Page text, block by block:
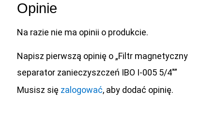
Opinie
Na razie nie ma opinii o produkcie.
Napisz pierwszą opinię o „Filtr magnetyczny
separator zanieczyszczeń IBO I-005 5/4″”
Musisz się zalogować, aby dodać opinię.